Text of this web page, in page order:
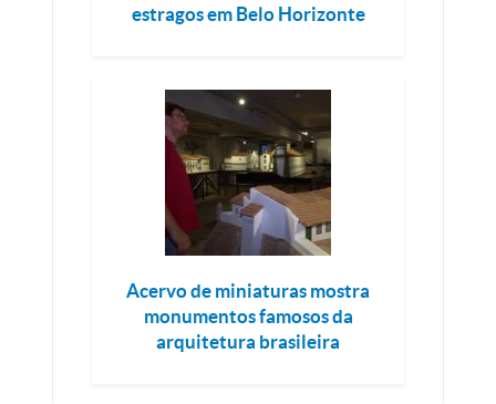
estragos em Belo Horizonte
Acervo de miniaturas mostra
monumentos famosos da
arquitetura brasileira